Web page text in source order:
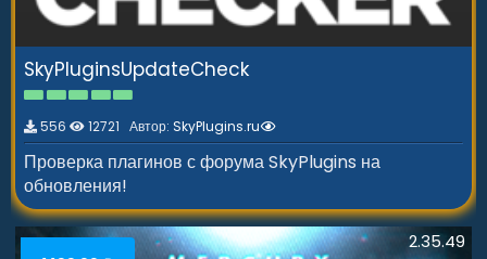
SkyPluginsUpdateCheck
5
0
0
з
в
д
556 12721 Автор:SkyPlugins.ru
Проверка плагинов с форума SkyPlugins на
обновления!
2.35.49